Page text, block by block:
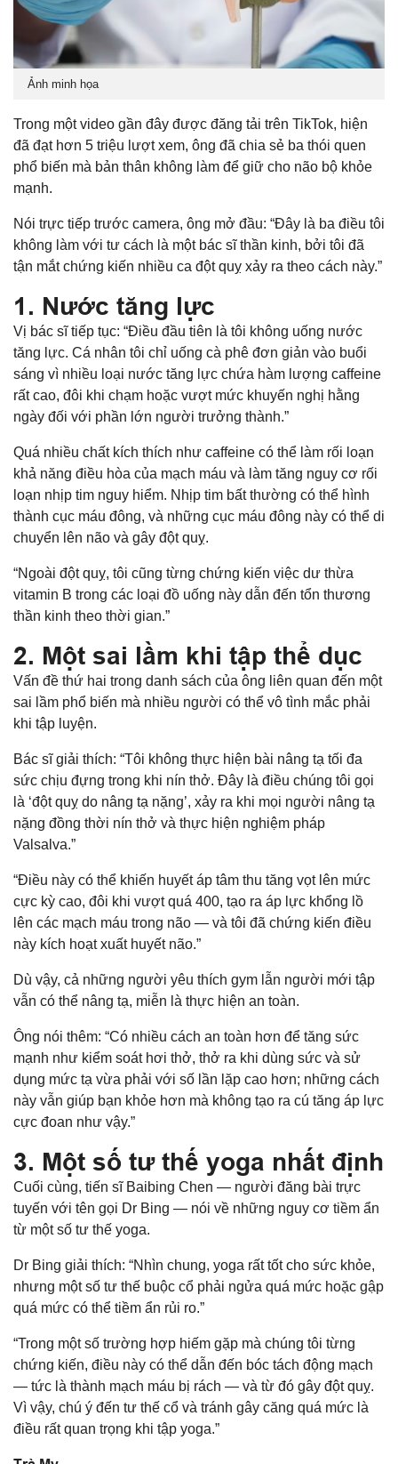
Ảnh minh họa
Trong một video gần đây được đăng tải trên TikTok, hiện
đã đạt hơn 5 triệu lượt xem, ông đã chia sẻ ba thói quen
phổ biến mà bản thân không làm để giữ cho não bộ khỏe
mạnh.
Nói trực tiếp trước camera, ông mở đầu: “Đây là ba điều tôi
không làm với tư cách là một bác sĩ thần kinh, bởi tôi đã
tận mắt chứng kiến nhiều ca đột quỵ xảy ra theo cách này.”
1. Nước tăng lực
Vị bác sĩ tiếp tục: “Điều đầu tiên là tôi không uống nước
tăng lực. Cá nhân tôi chỉ uống cà phê đơn giản vào buổi
sáng vì nhiều loại nước tăng lực chứa hàm lượng caffeine
rất cao, đôi khi chạm hoặc vượt mức khuyến nghị hằng
ngày đối với phần lớn người trưởng thành.”
Quá nhiều chất kích thích như caffeine có thể làm rối loạn
khả năng điều hòa của mạch máu và làm tăng nguy cơ rối
loạn nhịp tim nguy hiểm. Nhịp tim bất thường có thể hình
thành cục máu đông, và những cục máu đông này có thể di
chuyển lên não và gây đột quỵ.
“Ngoài đột quỵ, tôi cũng từng chứng kiến việc dư thừa
vitamin B trong các loại đồ uống này dẫn đến tổn thương
thần kinh theo thời gian.”
2. Một sai lầm khi tập thể dục
Vấn đề thứ hai trong danh sách của ông liên quan đến một
sai lầm phổ biến mà nhiều người có thể vô tình mắc phải
khi tập luyện.
Bác sĩ giải thích: “Tôi không thực hiện bài nâng tạ tối đa
sức chịu đựng trong khi nín thở. Đây là điều chúng tôi gọi
là ‘đột quỵ do nâng tạ nặng’, xảy ra khi mọi người nâng tạ
nặng đồng thời nín thở và thực hiện nghiệm pháp
Valsalva.”
“Điều này có thể khiến huyết áp tâm thu tăng vọt lên mức
cực kỳ cao, đôi khi vượt quá 400, tạo ra áp lực khổng lồ
lên các mạch máu trong não — và tôi đã chứng kiến điều
này kích hoạt xuất huyết não.”
Dù vậy, cả những người yêu thích gym lẫn người mới tập
vẫn có thể nâng tạ, miễn là thực hiện an toàn.
Ông nói thêm: “Có nhiều cách an toàn hơn để tăng sức
mạnh như kiểm soát hơi thở, thở ra khi dùng sức và sử
dụng mức tạ vừa phải với số lần lặp cao hơn; những cách
này vẫn giúp bạn khỏe hơn mà không tạo ra cú tăng áp lực
cực đoan như vậy.”
3. Một số tư thế yoga nhất định
Cuối cùng, tiến sĩ Baibing Chen — người đăng bài trực
tuyến với tên gọi Dr Bing — nói về những nguy cơ tiềm ẩn
từ một số tư thế yoga.
Dr Bing giải thích: “Nhìn chung, yoga rất tốt cho sức khỏe,
nhưng một số tư thế buộc cổ phải ngửa quá mức hoặc gập
quá mức có thể tiềm ẩn rủi ro.”
“Trong một số trường hợp hiếm gặp mà chúng tôi từng
chứng kiến, điều này có thể dẫn đến bóc tách động mạch
— tức là thành mạch máu bị rách — và từ đó gây đột quỵ.
Vì vậy, chú ý đến tư thế cổ và tránh gây căng quá mức là
điều rất quan trọng khi tập yoga.”